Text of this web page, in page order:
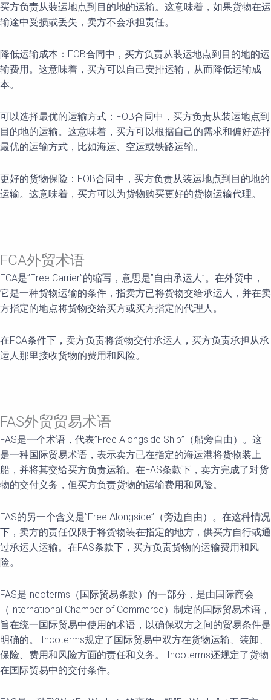
买方负责从装运地点到目的地的运输。这意味着，如果货物在运
输途中受损或丢失，卖方不会承担责任。
降低运输成本：FOB合同中，买方负责从装运地点到目的地的运
输费用。这意味着，买方可以自己安排运输，从而降低运输成
本。
可以选择最优的运输方式：FOB合同中，买方负责从装运地点到
目的地的运输。这意味着，买方可以根据自己的需求和偏好选择
最优的运输方式，比如海运、空运或铁路运输。
更好的货物保险：FOB合同中，买方负责从装运地点到目的地的
运输。这意味着，买方可以为货物购买更好的货物运输代理。
FCA外贸术语
FCA是”Free Carrier”的缩写，意思是”自由承运人”。在外贸中，
它是一种货物运输的条件，指卖方已将货物交给承运人，并在卖
方指定的地点将货物交给买方或买方指定的代理人。
在FCA条件下，卖方负责将货物交付承运人，买方负责承担从承
运人那里接收货物的费用和风险。
FAS外贸贸易术语
FAS是一个术语，代表”Free Alongside Ship”（船旁自由）。这
是一种国际贸易术语，表示卖方已在指定的海运港将货物装上
船，并将其交给买方负责运输。在FAS条款下，卖方完成了对货
物的交付义务，但买方负责货物的运输费用和风险。
FAS的另一个含义是”Free Alongside”（旁边自由）。在这种情况
下，卖方的责任仅限于将货物装在指定的地方，供买方自行或通
过承运人运输。在FAS条款下，买方负责货物的运输费用和风
险。
FAS是Incoterms（国际贸易条款）的一部分，是由国际商会
（International Chamber of Commerce）制定的国际贸易术语，
旨在统一国际贸易中使用的术语，以确保双方之间的贸易条件是
明确的。 Incoterms规定了国际贸易中双方在货物运输、装卸、
保险、费用和风险方面的责任和义务。 Incoterms还规定了货物
在国际贸易中的交付条件。